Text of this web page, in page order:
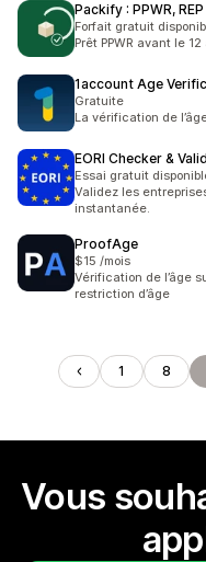
Packify : PPWR,
Forfait gratuit
Prêt PPWR avant le
1account Age
Gratuite
La vérification de
EORI Checker &
Essai gratuit
Validez les
instantanée.
ProofAge
$15 /mois
Vérification de l’âge
restriction d’âge
1 8
Vous